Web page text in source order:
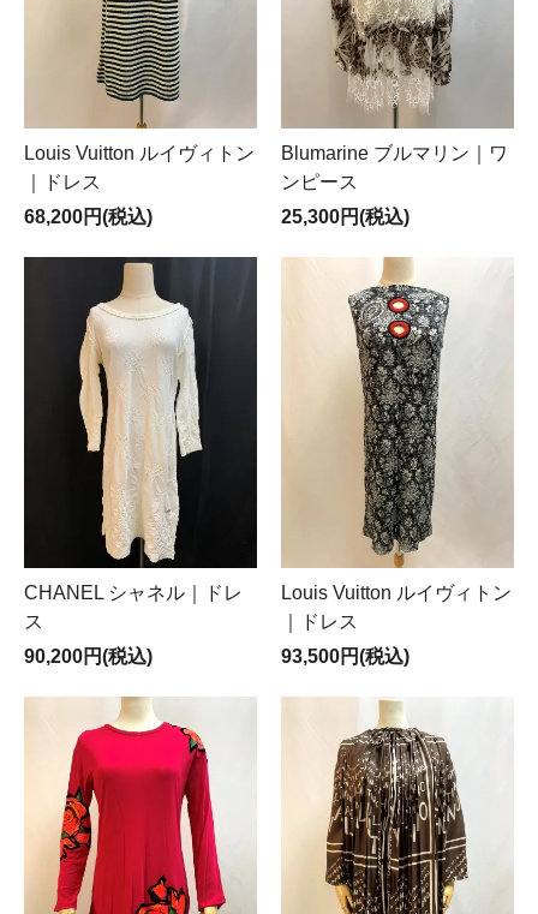
Louis Vuitton ルイヴィトン
｜ドレス
68,200円(税込)
Blumarine ブルマリン｜ワ
ンピース
25,300円(税込)
CHANEL シャネル｜ドレ
ス
90,200円(税込)
Louis Vuitton ルイヴィトン
｜ドレス
93,500円(税込)